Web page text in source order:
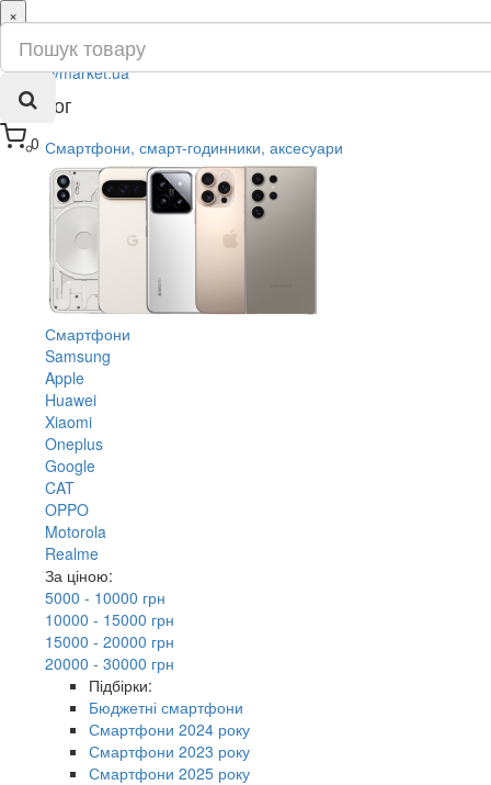
0
×
ru
ua
Каталог
Смартфони, смарт-годинники, аксесуари
Смартфони
Samsung
Apple
Huawei
Xiaomi
Oneplus
Google
CAT
OPPO
Motorola
Realme
За ціною:
5000 - 10000 грн
10000 - 15000 грн
15000 - 20000 грн
20000 - 30000 грн
Підбірки:
Бюджетні смартфони
Смартфони 2024 року
Смартфони 2023 року
Смартфони 2025 року